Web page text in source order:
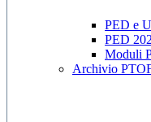
PED e
PED
Moduli
Archivio